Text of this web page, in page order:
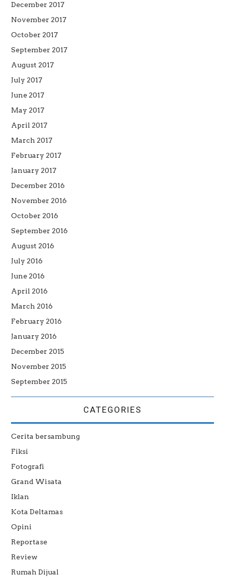
December 2017
November 2017
October 2017
September 2017
August 2017
July 2017
June 2017
May 2017
April 2017
March 2017
February 2017
January 2017
December 2016
November 2016
October 2016
September 2016
August 2016
July 2016
June 2016
April 2016
March 2016
February 2016
January 2016
December 2015
November 2015
September 2015
CATEGORIES
Cerita bersambung
Fiksi
Fotografi
Grand Wisata
Iklan
Kota Deltamas
Opini
Reportase
Review
Rumah Dijual